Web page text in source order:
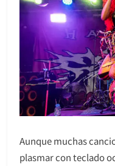
Aunque muchas
plasmar con teclado